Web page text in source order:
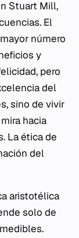
Stuart Mill,
El
número
y
pero
del
sino de vivir
hacia
La ética de
del
aristotélica
solo de